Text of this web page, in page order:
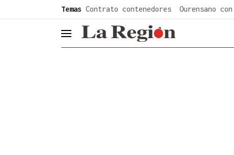
Temas Contrato contenedores Ourensano
header.menu.open